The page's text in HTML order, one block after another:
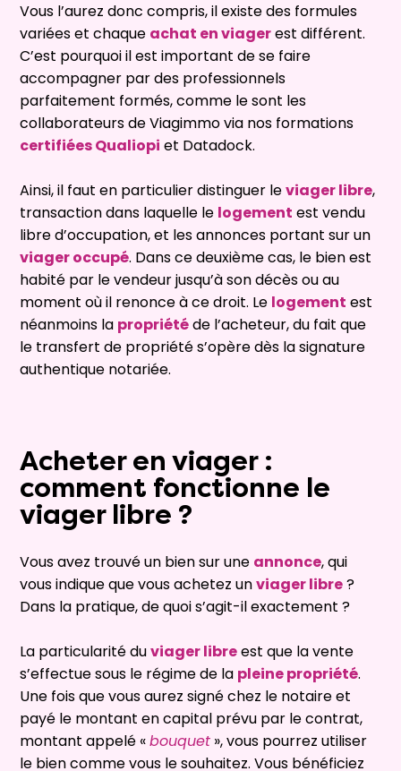
Vous l’aurez donc compris, il existe des formules
variées et chaque achat en viagerest différent.
C’est pourquoi il est important de se faire
accompagner par des professionnels
parfaitement formés, comme le sont les
collaborateurs de Viagimmo via nos formations
certifiées Qualiopi et Datadock.
Ainsi, il faut en particulier distinguer leviager libre,
transaction dans laquelle le logement est vendu
libre d’occupation, et les annonces portant sur un
viager occupé. Dans ce deuxième cas, le bien est
habité par le vendeur jusqu’à son décès ou au
moment où il renonce à ce droit. Le logement est
néanmoins la propriétéde l’acheteur, du fait que
le transfert de propriété s’opère dès la signature
authentique notariée.
Acheter en viager :
comment fonctionne le
viager libre ?
Vous avez trouvé un bien sur une annonce, qui
vous indique que vous achetez unviager libre?
Dans la pratique, de quoi s’agit-il exactement ?
La particularité duviager libreest que la vente
s’effectue sous le régime de la pleine propriété.
Une fois que vous aurez signé chez le notaire et
payé le montant en capital prévu par le contrat,
montant appelé «bouquet », vous pourrez utiliser
le bien comme vous le souhaitez. Vous bénéficiez